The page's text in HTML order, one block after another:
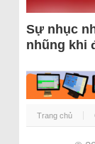
Sự nhục
nhũng khi
Trang chủ